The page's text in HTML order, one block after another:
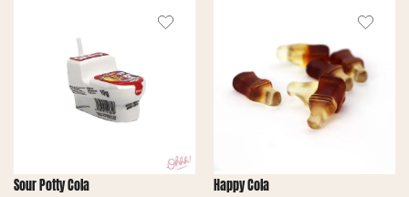
Sour Potty Cola Happy Cola